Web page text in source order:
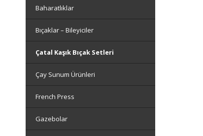
Baharatlıklar
Bıçaklar – Bileyiciler
Çatal Kaşık Bıçak Setleri
Çay Sunum Ürünleri
French Press
Gazebolar